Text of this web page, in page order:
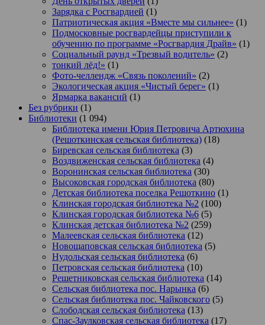
Зарядка с Росгвардией (1)
Патриотическая акция «Вместе мы сильнее» (1)
Подмосковные росгвардейцы приступили к
обучению по программе «Росгвардия Драйв» (1)
Социальный раунд «Трезвый водитель» (2)
тонкий лёд!» (1)
Фото-челлендж «Связь поколений» (2)
Экологическая акция «Чистый берег» (1)
Ярмарка вакансий (1)
Без рубрики (1)
Библиотеки (1 094)
Библиотека имени Юрия Петровича Артюхина
(Решоткинская сельская библиотека) (18)
Биревская сельская библиотека (3)
Воздвиженская сельская библиотека (4)
Воронинская сельская библиотека (30)
Высоковская городская библиотека (80)
Детская библиотека поселка Решоткино (1)
Клинская городская библиотека №2 (100)
Клинская городская библиотека №6 (5)
Клинская детская библиотека №2 (259)
Малеевская сельская библиотека (12)
Новощаповская сельская библиотека (5)
Нудольская сельская библиотека (6)
Петровская сельская библиотека (10)
Решетниковская сельская библиотека (14)
Сельская библиотека пос. Нарынка (6)
Сельская библиотека пос. Чайковского (5)
Слободская сельская библиотека (13)
Спас-Заулковская сельская библиотека (17)